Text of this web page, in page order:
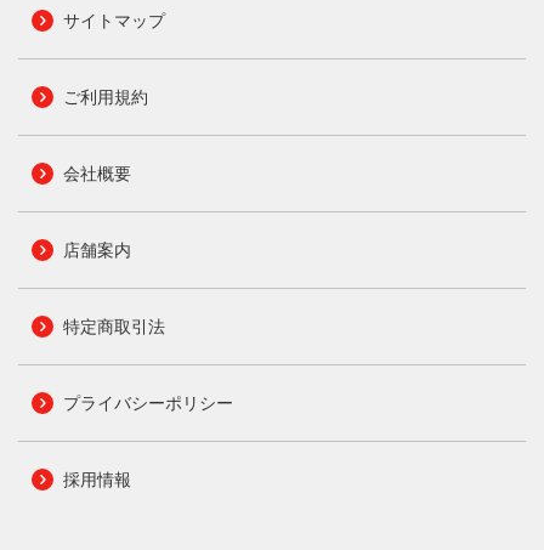
サイトマップ
ご利用規約
会社概要
店舗案内
特定商取引法
プライバシーポリシー
採用情報